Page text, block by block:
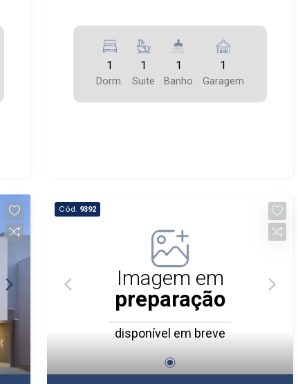
1
Dorm.
1
Suite
1
Banho
1
Garagem
Cód. 9392
Imagem em
preparação
disponível em breve